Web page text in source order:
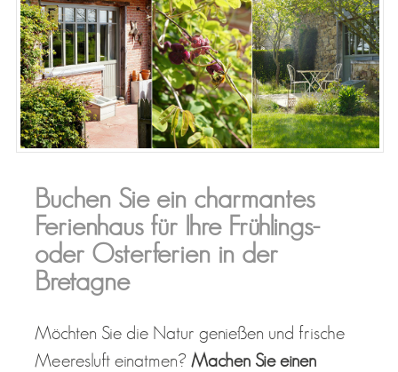
Buchen Sie ein charmantes
Ferienhaus für Ihre Frühlings-
oder Osterferien in der
Bretagne
Möchten Sie die Natur genießen und frische
Meeresluft einatmen? Machen Sie einen